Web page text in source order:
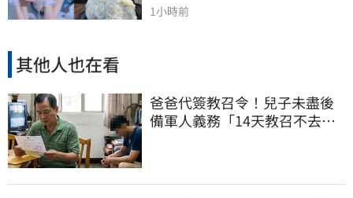
1小時前
其他人也在看
爸爸代簽教召令！兒子未盡後
備軍人義務「14天教召不去」